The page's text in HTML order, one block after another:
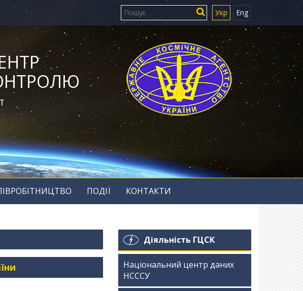
Укр Eng
ПОДІЇ КОНТАКТИ
Діяльність ГЦСК
Національний центр даних
НСССУ